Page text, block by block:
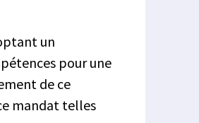
un
pour une
de ce
mandat telles